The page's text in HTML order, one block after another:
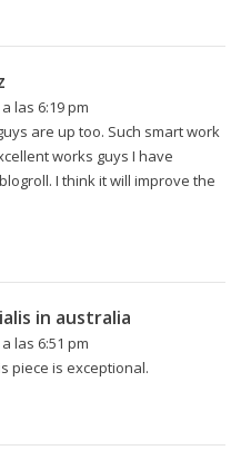
las 6:19 pm
are up too. Such smart work
works guys I have
I think it will improve the
in australia
las 6:51 pm
piece is exceptional.